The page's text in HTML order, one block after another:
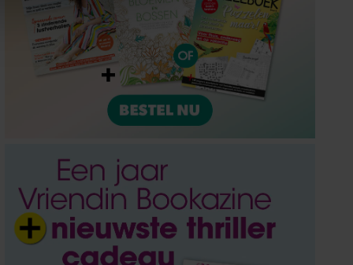
partners voor social
die u aan ze heeft
met onze cookies als u